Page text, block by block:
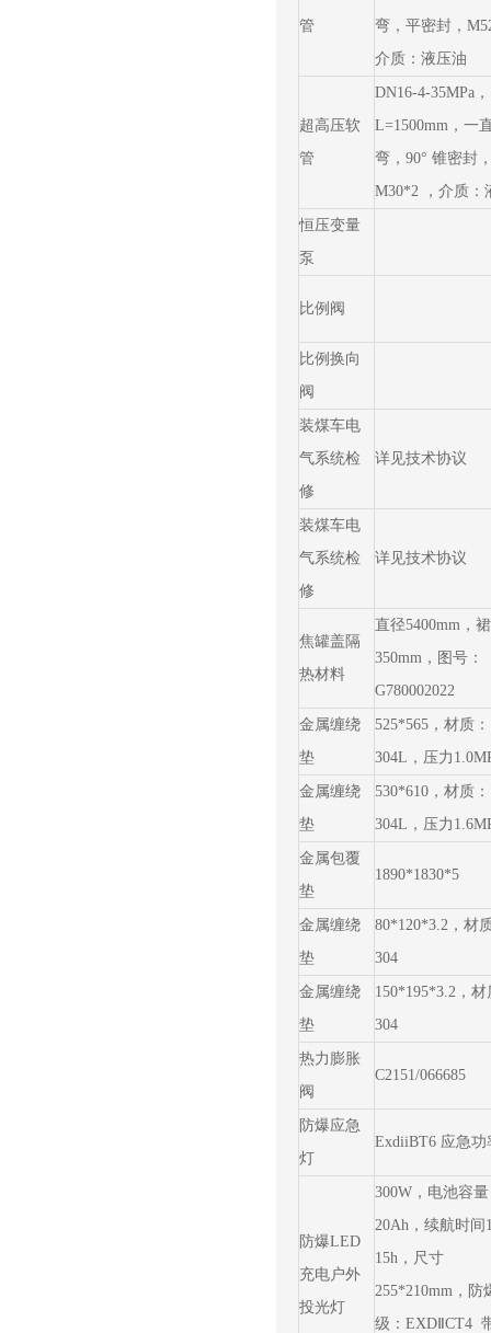
管
弯，平密封，
介质：液压油
超高压软
管
DN16-4-35MPa，
L=1500mm，一
弯，90° 锥密封
M30*2 ，介质：
恒压变量
泵
比例阀
比例换向
阀
装煤车电
气系统检
修
详见技术协议
装煤车电
气系统检
修
详见技术协议
焦罐盖隔
热材料
直径5400mm，
350mm，图号：
G780002022
金属缠绕
垫
525*565，材质：
304L，压力
金属缠绕
垫
530*610，材质：
304L，压力
金属包覆
垫
1890*1830*5
金属缠绕
垫
80*120*3.2，材
304
金属缠绕
垫
150*195*3.2，材
304
热力膨胀
阀
C2151/066685
防爆应急
灯
ExdiiBT6 应急功
防爆LED
充电户外
投光灯
300W，电池容
20Ah，续航时间
15h，尺寸
255*210mm，防
级：EXDⅡCT4